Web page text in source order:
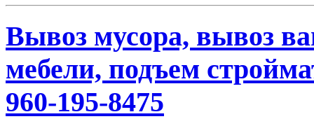
Вывоз мусора, вывоз
мебели, подъем
960-195-8475